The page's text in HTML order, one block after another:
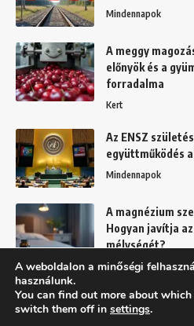
Mindennapok
A meggy
előnyök és a
forradalma
Kert
Az ENSZ
együttműködés
Mindennapok
A magnézium
Hogyan javítja
mélységét?
Egészség
Felhasználási feltételek
A weboldalon a minőségi
használunk.
You can find out more about
switch them off in settings.